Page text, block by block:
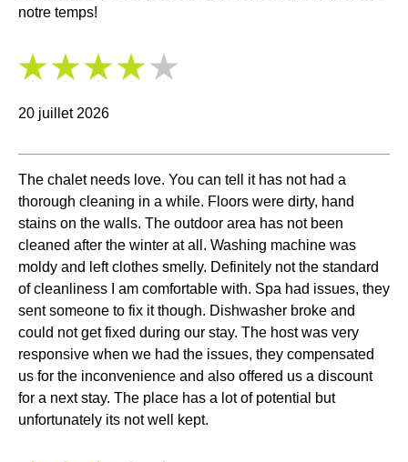
notre temps!
20 juillet 2026
The chalet needs love. You can tell it has not had a
thorough cleaning in a while. Floors were dirty, hand
stains on the walls. The outdoor area has not been
cleaned after the winter at all. Washing machine was
moldy and left clothes smelly. Definitely not the standard
of cleanliness I am comfortable with. Spa had issues, they
sent someone to fix it though. Dishwasher broke and
could not get fixed during our stay. The host was very
responsive when we had the issues, they compensated
us for the inconvenience and also offered us a discount
for a next stay. The place has a lot of potential but
unfortunately its not well kept.